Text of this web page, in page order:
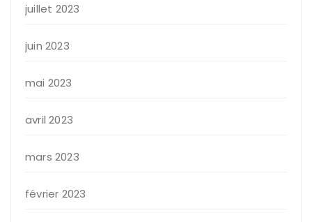
juillet 2023
juin 2023
mai 2023
avril 2023
mars 2023
février 2023